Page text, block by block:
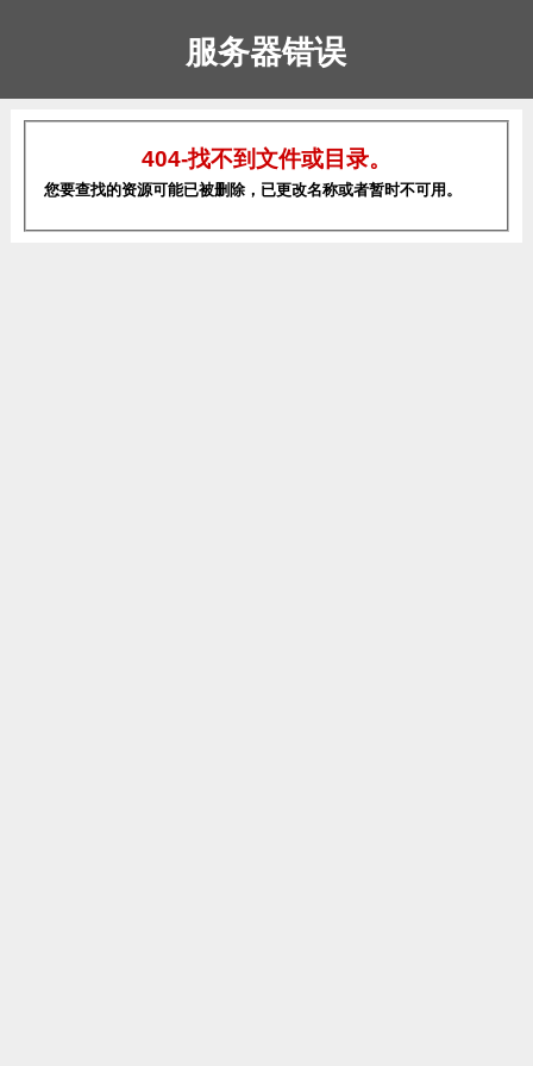
服务器错误
404-找不到文件或目录。
您要查找的资源可能已被删除，已更改名称或者暂时不可用。